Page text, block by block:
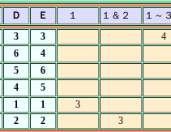
Ｄ Ｅ １ １＆２
１
3 3
4
6
4
5
6
4
5
1 1
3
2 2 3